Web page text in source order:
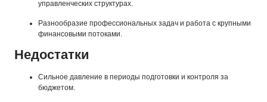
управленческих структурах.
Разнообразие профессиональных задач и работа с крупными
финансовыми потоками.
Недостатки
Сильное давление в периоды подготовки и контроля за
бюджетом.